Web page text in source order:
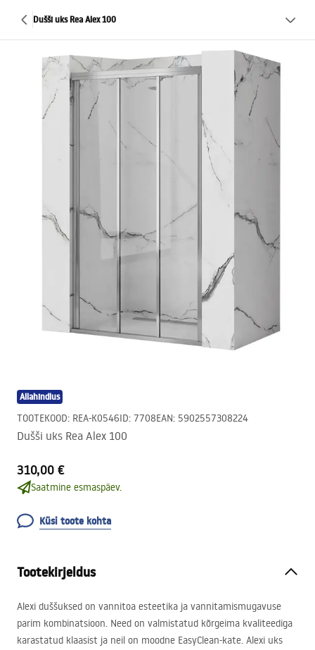
Dušši uks Rea Alex 100
Allahindlus
TOOTEKOOD: REA-K0546ID: 7708EAN: 5902557308224
Dušši uks Rea Alex 100
310,00 €
Saatmine esmaspäev.
Küsi toote kohta
Tootekirjeldus
Alexi duššuksed on vannitoa esteetika ja vannitamismugavuse
parim kombinatsioon. Need on valmistatud kõrgeima kvaliteediga
karastatud klaasist ja neil on moodne EasyClean-kate. Alexi uks